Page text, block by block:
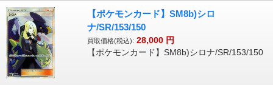
【ポケモンカード】SM8b)シロ
ナ/SR/153/150
買取価格(税込): 28,000 円
【ポケモンカード】SM8b)シロナ/SR/153/150